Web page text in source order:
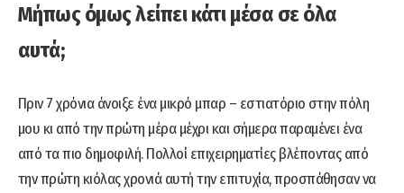
Μήπως όμως λείπει κάτι μέσα σε όλα
αυτά;
Πριν 7 χρόνια άνοιξε ένα μικρό μπαρ – εστιατόριο στην πόλη
μου κι από την πρώτη μέρα μέχρι και σήμερα παραμένει ένα
από τα πιο δημοφιλή. Πολλοί επιχειρηματίες βλέποντας από
την πρώτη κιόλας χρονιά αυτή την επιτυχία, προσπάθησαν να